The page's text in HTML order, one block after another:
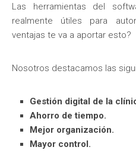
Las herramientas del
realmente útiles para
ventajas te va a aportar esto?
Nosotros destacamos las
Gestión digital de la
Ahorro de tiempo.
Mejor organización.
Mayor control.